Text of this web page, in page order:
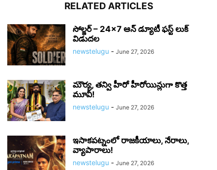
RELATED ARTICLES
సోల్జర్ – 24×7 ఆన్ డ్యూటీ ఫస్ట్ లుక్
విడుదల
newstelugu - June 27, 2026
మౌర్య‌, త‌న్వి హీరో హీరోయిన్లుగా కొత్త
మూవీ!
newstelugu - June 27, 2026
ఇసాకపట్నంలో రాజ‌కీయాలు, నేరాలు,
వ్యాపారాలు!
newstelugu - June 27, 2026